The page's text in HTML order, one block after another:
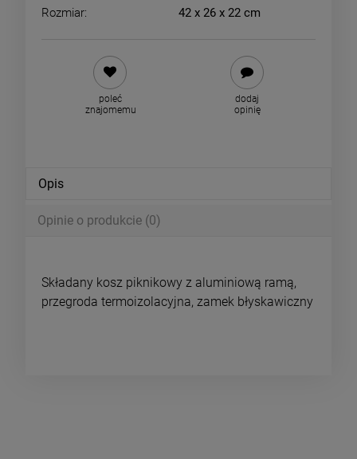
Rozmiar:
42 x 26 x 22 cm
poleć
znajomemu
dodaj
opinię
Opis
Opinie o produkcie (0)
Składany kosz piknikowy z aluminiową ramą,
przegroda termoizolacyjna, zamek błyskawiczny